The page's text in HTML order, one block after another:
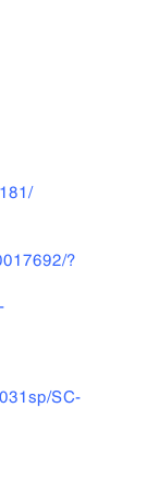
?
SC-